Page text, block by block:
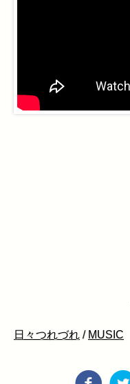
日々つれづれ / MUSIC